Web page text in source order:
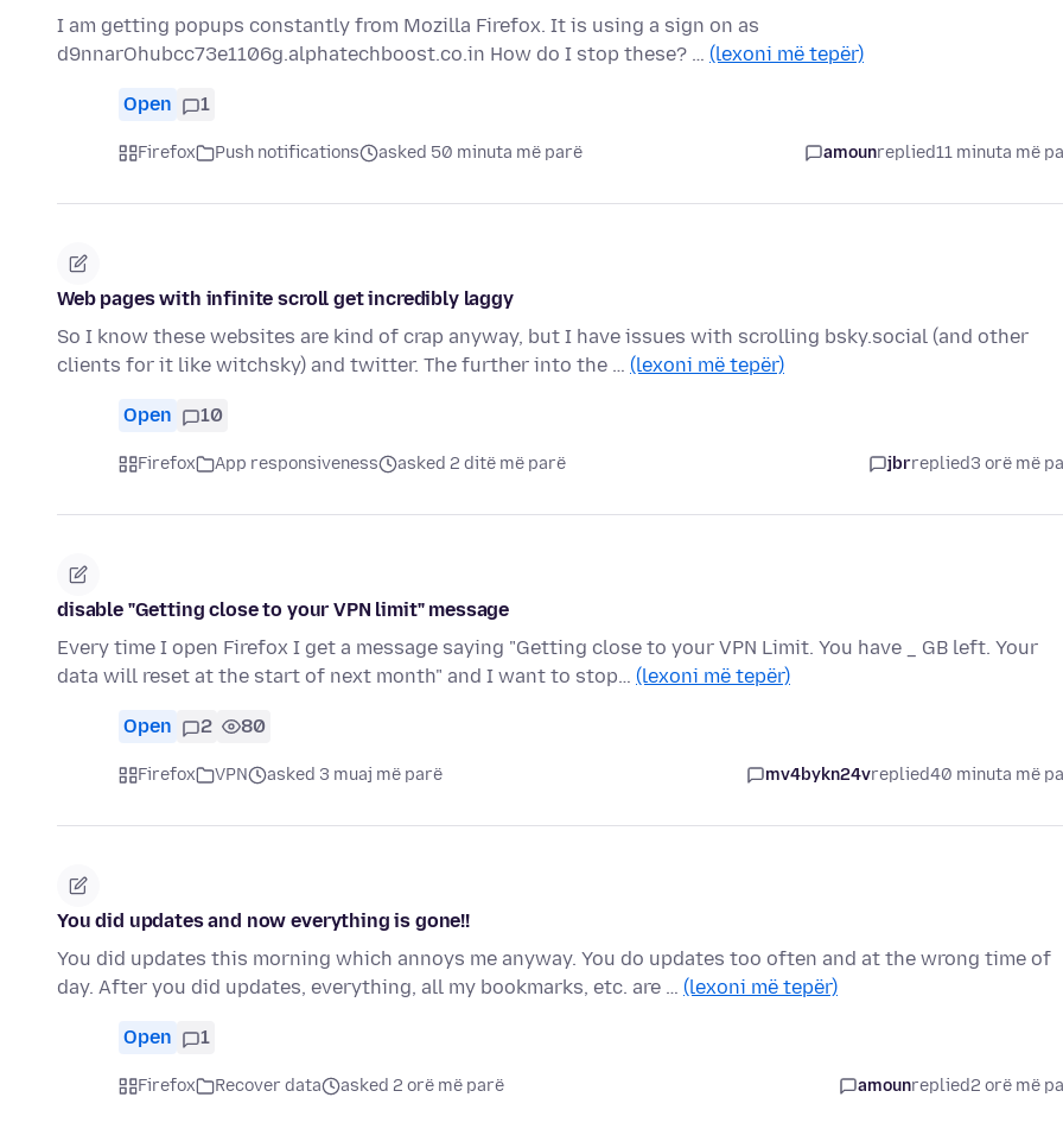
I am getting popups constantly from Mozilla Firefox. It is using a sign on as
d9nnarOhubcc73e1106g.alphatechboost.co.in How do I stop these? … (lexoni më tepër)
Open 1
Firefox Push notifications asked 50 minuta më parë amounreplied11 minuta më
Web pages with infinite scroll get incredibly laggy
So I know these websites are kind of crap anyway, but I have issues with scrolling bsky.social (and other
clients for it like witchsky) and twitter. The further into the … (lexoni më tepër)
Open 10
Firefox App responsiveness asked 2 ditë më parë jbrreplied3 orë më
disable "Getting close to your VPN limit" message
Every time I open Firefox I get a message saying "Getting close to your VPN Limit. You have _ GB left. Your
data will reset at the start of next month" and I want to stop… (lexoni më tepër)
Open 2 80
Firefox VPN asked 3 muaj më parë mv4bykn24vreplied40 minuta më
You did updates and now everything is gone!!
You did updates this morning which annoys me anyway. You do updates too often and at the wrong time of
day. After you did updates, everything, all my bookmarks, etc. are … (lexoni më tepër)
Open 1
Firefox Recover data asked 2 orë më parë amounreplied2 orë më